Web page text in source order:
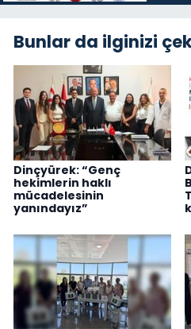
Bunlar da ilginizi
Dinçyürek: “Genç
hekimlerin haklı
mücadelesinin
yanındayız”